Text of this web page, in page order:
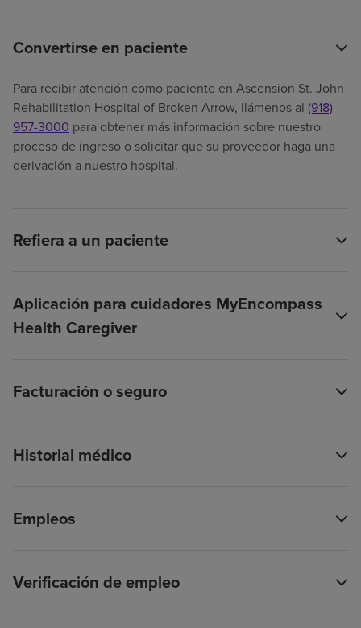
Convertirse en paciente
Para recibir atención como paciente en Ascension St. John
Rehabilitation Hospital of Broken Arrow, llámenos al (918)
957-3000 para obtener más información sobre nuestro
proceso de ingreso o solicitar que su proveedor haga una
derivación a nuestro hospital.
Refiera a un paciente
Aplicación para cuidadores MyEncompass
Health Caregiver
Facturación o seguro
Historial médico
Empleos
Verificación de empleo